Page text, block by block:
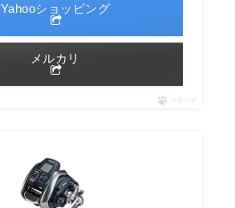
Yahooショッピング
メルカリ
ポチップ